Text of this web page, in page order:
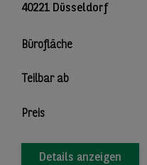
40221 Düsseldorf
Bürofläche
Teilbar ab
Preis
Details anzeigen